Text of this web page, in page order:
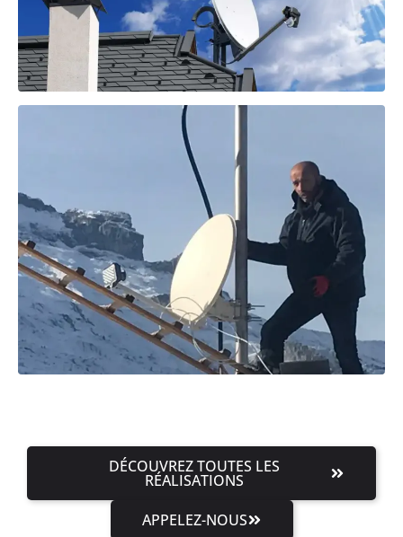
DÉCOUVREZ TOUTES LES
RÉALISATIONS
APPELEZ-NOUS